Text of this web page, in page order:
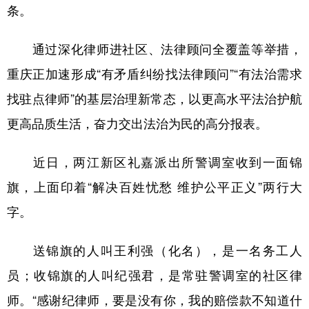
条。
通过深化律师进社区、法律顾问全覆盖等举措，
重庆正加速形成“有矛盾纠纷找法律顾问”“有法治需求
找驻点律师”的基层治理新常态，以更高水平法治护航
更高品质生活，奋力交出法治为民的高分报表。
近日，两江新区礼嘉派出所警调室收到一面锦
旗，上面印着“解决百姓忧愁 维护公平正义”两行大
字。
送锦旗的人叫王利强（化名），是一名务工人
员；收锦旗的人叫纪强君，是常驻警调室的社区律
师。“感谢纪律师，要是没有你，我的赔偿款不知道什